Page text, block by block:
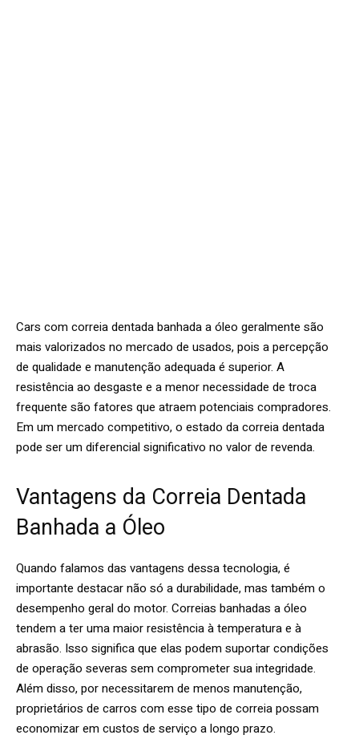
Cars com correia dentada banhada a óleo geralmente são
mais valorizados no mercado de usados, pois a percepção
de qualidade e manutenção adequada é superior. A
resistência ao desgaste e a menor necessidade de troca
frequente são fatores que atraem potenciais compradores.
Em um mercado competitivo, o estado da correia dentada
pode ser um diferencial significativo no valor de revenda.
Vantagens da Correia Dentada
Banhada a Óleo
Quando falamos das vantagens dessa tecnologia, é
importante destacar não só a durabilidade, mas também o
desempenho geral do motor. Correias banhadas a óleo
tendem a ter uma maior resistência à temperatura e à
abrasão. Isso significa que elas podem suportar condições
de operação severas sem comprometer sua integridade.
Além disso, por necessitarem de menos manutenção,
proprietários de carros com esse tipo de correia possam
economizar em custos de serviço a longo prazo.